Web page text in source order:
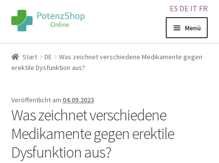
ES DE IT FR
Menü
Home
Über uns
Blog
Sitemap
Start DE
Was zeichnet verschiedene Medikamente gegen
erektile Dysfunktion aus?
Veröffentlicht am 04.09.2023
Was zeichnet verschiedene
Medikamente gegen erektile
Dysfunktion aus?